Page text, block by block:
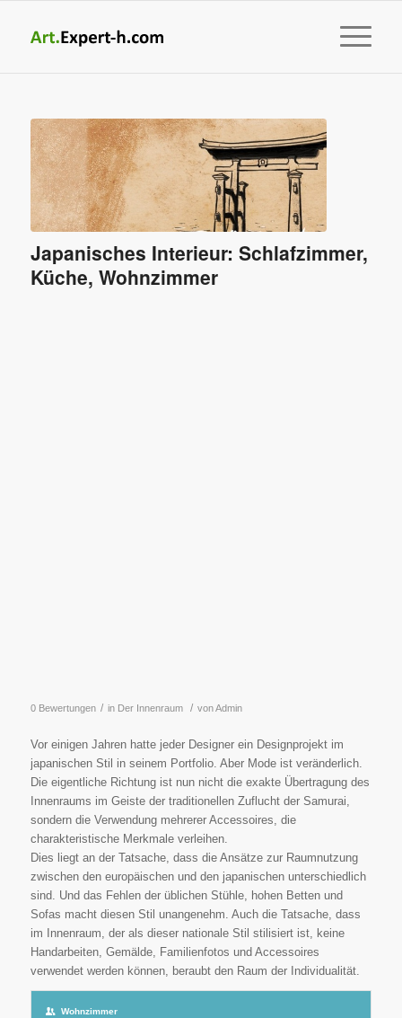
Japanisches Interieur: Schlafzimmer,
Küche, Wohnzimmer
0 Bewertungen / in Der Innenraum / vonAdmin
Vor einigen Jahren hatte jeder Designer ein Designprojekt im
japanischen Stil in seinem Portfolio. Aber Mode ist veränderlich.
Die eigentliche Richtung ist nun nicht die exakte Übertragung des
Innenraums im Geiste der traditionellen Zuflucht der Samurai,
sondern die Verwendung mehrerer Accessoires, die
charakteristische Merkmale verleihen.
Dies liegt an der Tatsache, dass die Ansätze zur Raumnutzung
zwischen den europäischen und den japanischen unterschiedlich
sind. Und das Fehlen der üblichen Stühle, hohen Betten und
Sofas macht diesen Stil unangenehm. Auch die Tatsache, dass
im Innenraum, der als dieser nationale Stil stilisiert ist, keine
Handarbeiten, Gemälde, Familienfotos und Accessoires
verwendet werden können, beraubt den Raum der Individualität.
Wohnzimmer